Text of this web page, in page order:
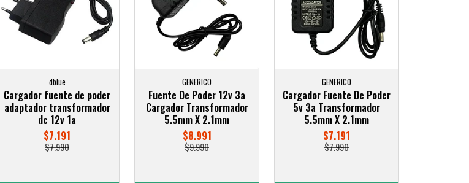
dblue
Cargador fuente de poder
adaptador transformador
dc 12v 1a
$7.191
$7.990
GENERICO
Fuente De Poder 12v 3a
Cargador Transformador
5.5mm X 2.1mm
$8.991
$9.990
GENERICO
Cargador Fuente De Poder
5v 3a Transformador
5.5mm X 2.1mm
$7.191
$7.990